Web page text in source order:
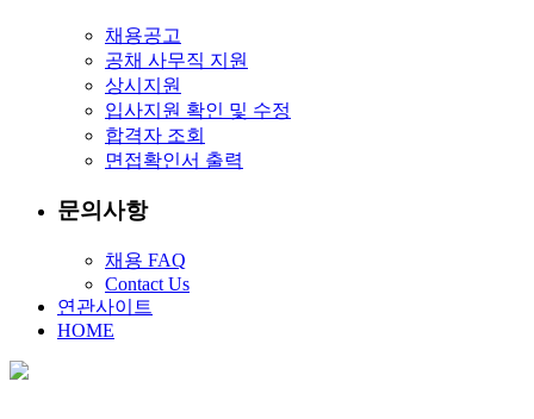
채용공고
공채 사무직 지원
상시지원
입사지원 확인 및 수정
합격자 조회
면접확인서 출력
문의사항
채용 FAQ
Contact Us
연관사이트
HOME